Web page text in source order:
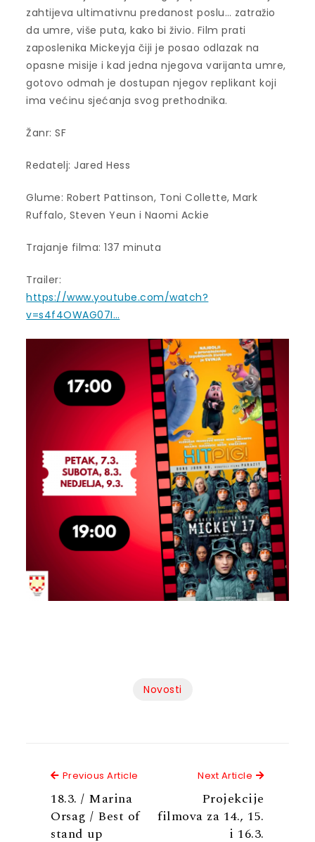
zahtijeva ultimativnu predanost poslu… zatražio
da umre, više puta, kako bi živio. Film prati
zaposlenika Mickeyja čiji je posao odlazak na
opasne misije i kad jedna njegova varijanta umre,
gotovo odmah je dostupan njegov replikant koji
ima većinu sjećanja svog prethodnika.
Žanr: SF
Redatelj: Jared Hess
Glume: Robert Pattinson, Toni Collette, Mark
Ruffalo, Steven Yeun i Naomi Ackie
Trajanje filma: 137 minuta
Trailer:
https://www.youtube.com/watch?
v=s4f4OWAG07I…
Novosti
Previous Article Previous Article
18.3. / Marina
Orsag / Best of
stand up
Next Article Next
Projekcije
filmova za 14., 15.
i 16.3.